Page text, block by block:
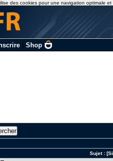
| Shop
Sujet :
des cookies pour une navigation optimale